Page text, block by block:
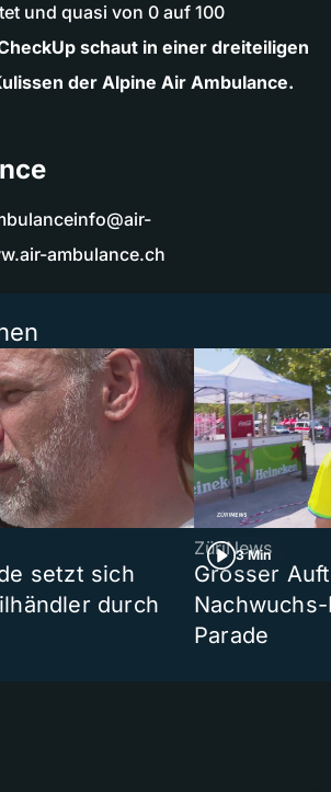
und quasi von 0 auf 100
schaut in einer dreiteiligen
der Alpine Air Ambulance.
ambulance.ch
setzt sich
durch
3 Min
ZüriNews
Grosser
Parade